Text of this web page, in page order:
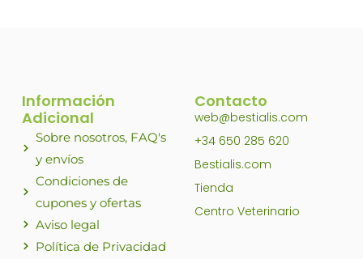
Información
Adicional
Sobre nosotros, FAQ's
y envíos
Condiciones de
cupones y ofertas
Aviso legal
Política de Privacidad
Contacto
web@bestialis.com
+34 650 285 620
Bestialis.com
Tienda
Centro Veterinario